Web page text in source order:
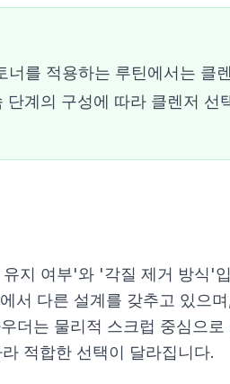
를 적용하는 루틴에서는 클
계의 구성에 따라 클렌저 선
지 여부'와 '각질 제거 방식'
서 다른 설계를 갖추고 있으
더는 물리적 스크럽 중심으로
적합한 선택이 달라집니다.